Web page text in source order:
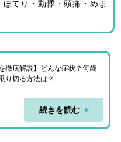
てり・動悸・頭痛・めま
徹底解説】どんな症状？何歳
り切る方法は？
続きを読む